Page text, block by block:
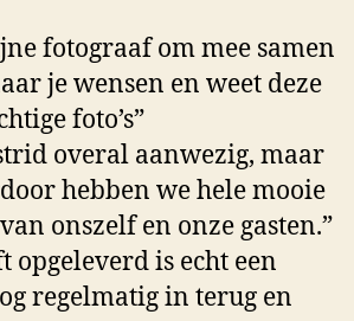
fotograaf om mee samen
je wensen en weet deze
foto’s”
overal aanwezig, maar
hebben we hele mooie
onszelf en onze gasten.”
opgeleverd is echt een
regelmatig in terug en